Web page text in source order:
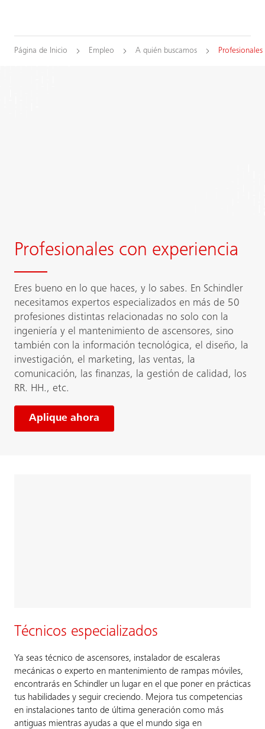
Página de Inicio Empleo A quién buscamos
Profesionales con experiencia
Eres bueno en lo que haces, y lo sabes. En Schindler
necesitamos expertos especializados en más de 50
profesiones distintas relacionadas no solo con la
ingeniería y el mantenimiento de ascensores, sino
también con la información tecnológica, el diseño, la
investigación, el marketing, las ventas, la
comunicación, las finanzas, la gestión de calidad, los
RR. HH., etc.
Aplique ahora
Técnicos especializados
Ya seas técnico de ascensores, instalador de escaleras
mecánicas o experto en mantenimiento de rampas móviles,
encontrarás en Schindler un lugar en el que poner en prácticas
tus habilidades y seguir creciendo. Mejora tus competencias
en instalaciones tanto de última generación como más
antiguas mientras ayudas a que el mundo siga en